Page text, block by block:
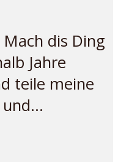
dis Ding
Jahre
teile meine